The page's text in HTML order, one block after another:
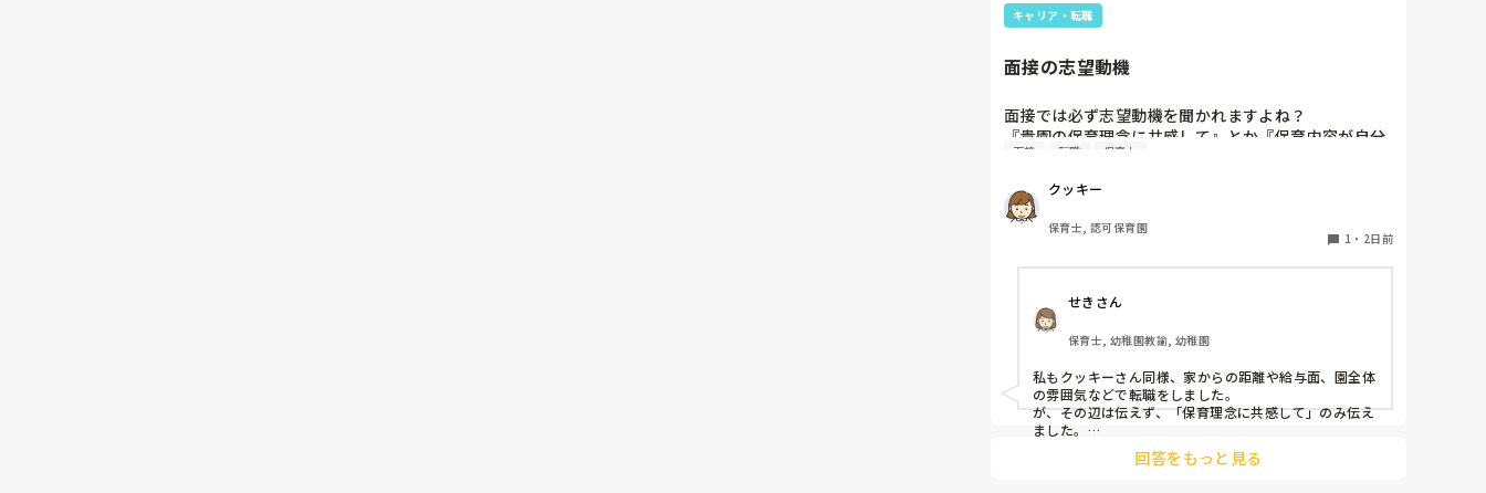
なので、子ども椅子程度の高さの踏み台に座って、試
ただじっと座っていても、5分も座ればお尻に痛みが
この高さの作業だと意外に、
体をひねる、少し立ち上がる、体を折りたたむような
その度にあちらこちらに痛みが来て
立ち上がる時には、膝や太ももが固まり痛みが……
腰痛、膝痛お持ちの方は、どの程度の痛みで働かれて
痛みには強い方と思っていました。
出産等で、幾度か開腹手術をしましたが、翌日には歩
けましたし…
今回は、今少し治まっている痛みがぶり返したどうし
ようという思いもあり、ちょっと無理かも…と思い始
した。行ったところで出ないこともしばしば…
パンツで寝れる子が増えてきて、寝かしつけの時にト
イレに行きたい子が時差でいるのですが、私がその対
応で外に出ようとするとその子も行きたがります。
ているので、その子には待っててねといい外に出てい
ました。今日はそれで2回漏らしています。
そうで、クラスのリーダーの先生から絞り出して注意
を引こうとしているように見えると言われました。
日頃からそのことの関わりはしっかり持てるように意
今後どのように関わっていけばいいのか悩んでいま
キャリア・転職
面接の志望動機
面接では必ず志望動機を聞かれますよね？
『貴園の保育理念に共感して』とか『保育内容が自分
に合ってると思いました』等々が多いかと思います
私自身、園の雰囲気とか園の規模、保育内容は勘案し
ますが正直なところ、家から通いやすいか、給与はど
うか…というところに重きを置いています
もちろんそんなことは話せませんが
た、本音はどうですか？
面接 転職 保育士
クッキー
保育士, 認可保育園
1 ・ 2日前
せきさん
保育士, 幼稚園教諭, 幼稚園
私もクッキーさん同様、家からの距離や給与面、園全体
の雰囲気などで転職をしました。
が、その辺は伝えず、「保育理念に共感して」のみ伝え
ました。
あとは、自分の長所や得意なことが活かせそうだと感じ
たと伝えました☺︎
回答をもっと見る